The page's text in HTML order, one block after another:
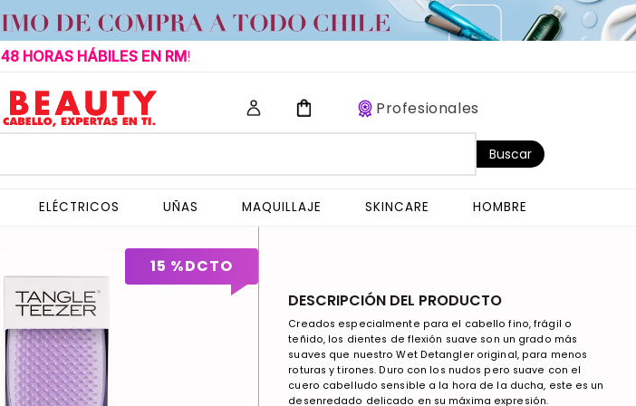
48 HORAS HÁBILES EN RM!
Profesionales
Buscar
ELÉCTRICOS UÑAS MAQUILLAJE SKINCARE HOMBRE
15 %DCTO
DESCRIPCIÓN DEL PRODUCTO
Creados especialmente para el cabello fino, frágil o
teñido, los dientes de flexión suave son un grado más
suaves que nuestro Wet Detangler original, para menos
roturas y tirones. Duro con los nudos pero suave con el
cuero cabelludo sensible a la hora de la ducha, este es un
desenredado delicado en su máxima expresión.